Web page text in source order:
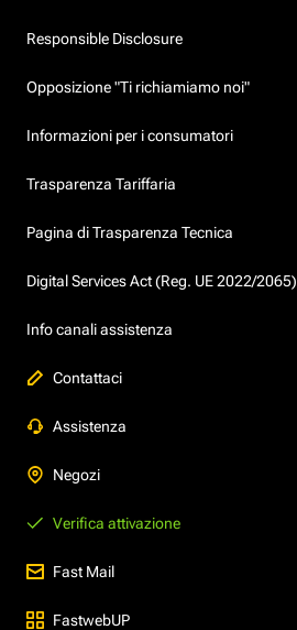
Responsible Disclosure
Opposizione "Ti richiamiamo noi"
Informazioni per i consumatori
Trasparenza Tariffaria
Pagina di Trasparenza Tecnica
Digital Services Act (Reg. UE 2022/2065)
Info canali assistenza
Contattaci
Assistenza
Negozi
Verifica attivazione
Fast Mail
FastwebUP